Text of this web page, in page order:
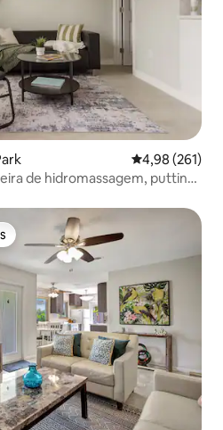
4,98 de uma
4,98 (261)
de hidromassagem, putting
dos hóspedes